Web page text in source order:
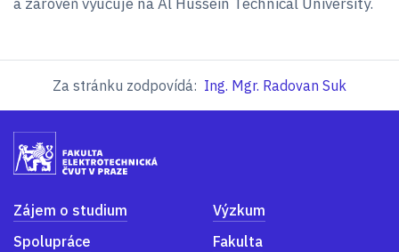
Za stránku zodpovídá: Ing. Mgr. Radovan Suk
Zájem o studium
Výzkum
Spolupráce
Fakulta